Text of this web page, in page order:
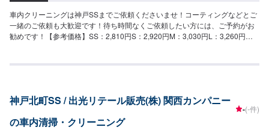
車内クリーニングは神戸SSまでご依頼くださいませ！コーティングなどとご
一緒のご依頼も大歓迎です！待ち時間なくご依頼したい方には、ご予約がお
勧めです！【参考価格】SS：2,810円S：2,920円M：3,030円L：3,260円
神戸北町SS / 出光リテール販売(株) 関西カンパニー
の車内清掃・クリーニング
-(-件)